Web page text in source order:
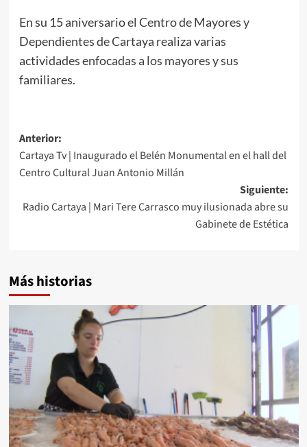
En su 15 aniversario el Centro de Mayores y
Dependientes de Cartaya realiza varias
actividades enfocadas a los mayores y sus
familiares.
Anterior:
Cartaya Tv | Inaugurado el Belén Monumental en el hall del
Centro Cultural Juan Antonio Millán
Siguiente:
Radio Cartaya | Mari Tere Carrasco muy ilusionada abre su
Gabinete de Estética
Más historias